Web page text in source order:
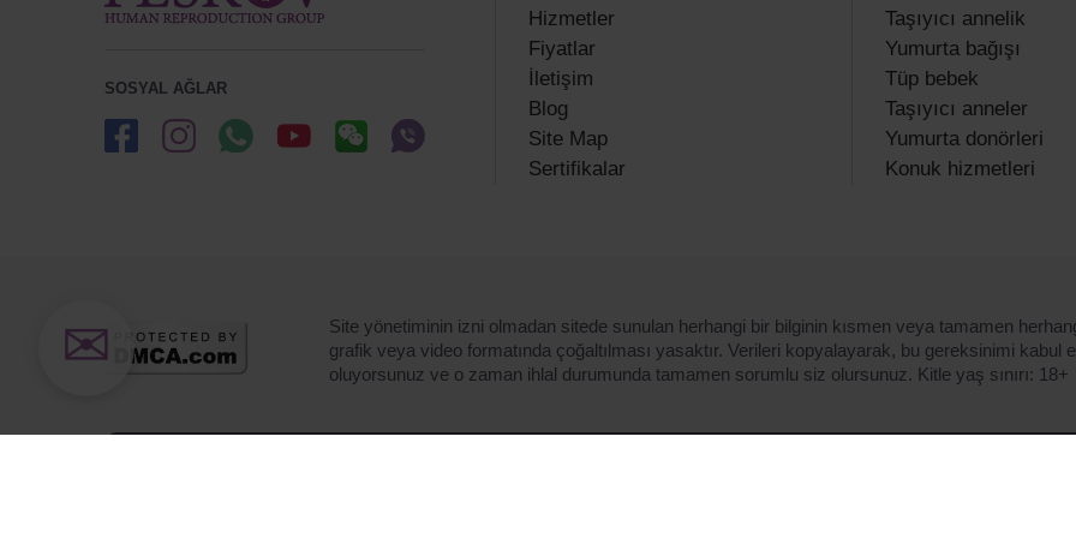
✉
SOSYAL AĞLAR
Hizmetler
Fiyatlar
İletişim
Blog
Site Map
Sertifikalar
Taşıyıcı annelik
Yumurta bağışı
Tüp bebek
Taşıyıcı anneler
Yumurta donörleri
Konuk hizmetleri
Site yönetiminin izni olmadan sitede sunulan herhangi bir bilginin kısmen veya tamamen
grafik veya video formatında çoğaltılması yasaktır. Verileri kopyalayarak, bu gereksinimi kabul
oluyorsunuz ve o zaman ihlal durumunda tamamen sorumlu siz olursunuz. Kitle yaş sınırı: 18+